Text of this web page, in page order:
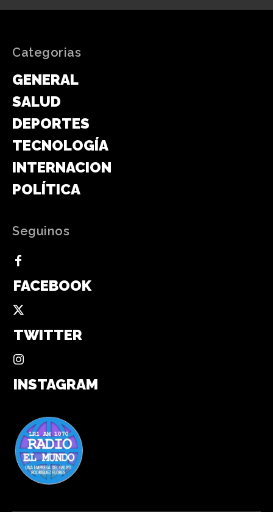
Categorias
GENERAL
SALUD
DEPORTES
TECNOLOGÍA
INTERNACIONAL
POLÍTICA
Seguinos
FACEBOOK
TWITTER
INSTAGRAM